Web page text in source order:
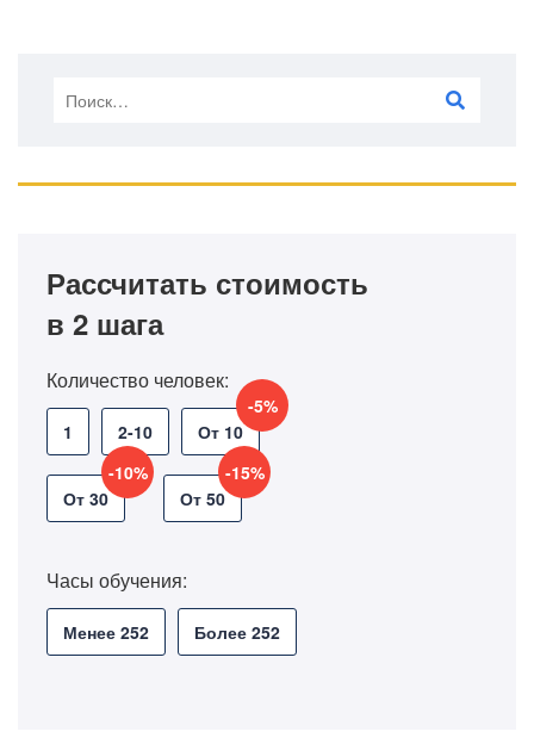
Рассчитать стоимость
в 2 шага
Количество человек:
1 2-10 От 10
-5%
От 30
-10%
От 50
-15%
Часы обучения:
Менее 252 Более 252